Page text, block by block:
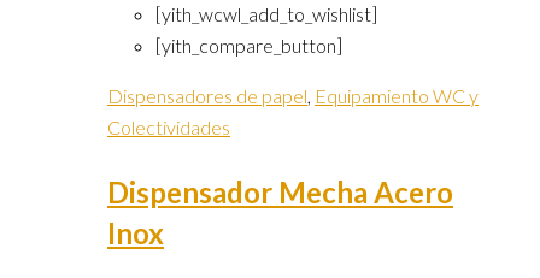
[yith_wcwl_add_to_wishlist]
[yith_compare_button]
Dispensadores de papel, Equipamiento WC y
Colectividades
Dispensador Mecha Acero
Inox